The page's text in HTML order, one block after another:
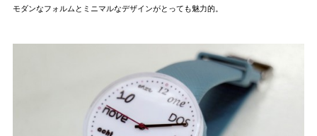
モダンなフォルムとミニマルなデザインがとっても魅力的。